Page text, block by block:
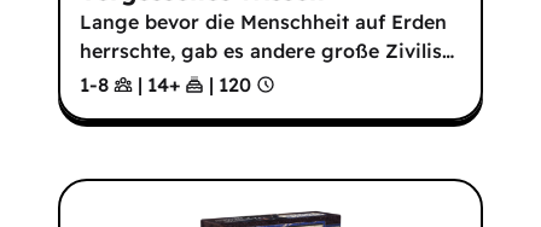
Lange bevor die Menschheit auf Erden
herrschte, gab es andere große Zivilis…
1-8
| 14+ | 120